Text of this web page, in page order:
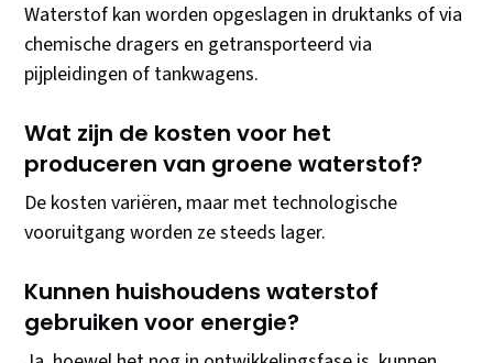
Waterstof kan worden opgeslagen in druktanks of via
chemische dragers en getransporteerd via
pijpleidingen of tankwagens.
Wat zijn de kosten voor het
produceren van groene waterstof?
De kosten variëren, maar met technologische
vooruitgang worden ze steeds lager.
Kunnen huishoudens waterstof
gebruiken voor energie?